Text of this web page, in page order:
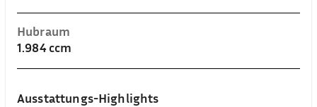
Hubraum
1.984 ccm
Ausstattungs-Highlights